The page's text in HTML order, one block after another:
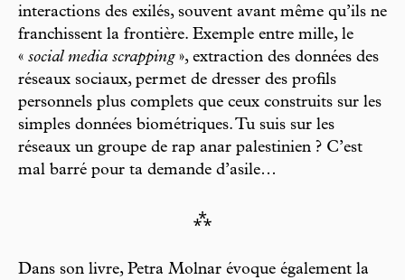
interactions des exilés, souvent avant même qu’ils ne
franchissent la frontière. Exemple entre mille, le
« social media scrapping», extraction des données des
réseaux sociaux, permet de dresser des profils
personnels plus complets que ceux construits sur les
simples données biométriques. Tu suis sur les
réseaux un groupe de rap anar palestinien ? C’est
mal barré pour ta demande d’asile…
⁂
Dans son livre, Petra Molnar évoque également la